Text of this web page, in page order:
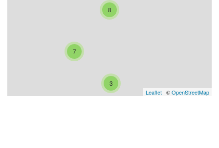
8
7
3
Leaflet | ©OpenStreetMap